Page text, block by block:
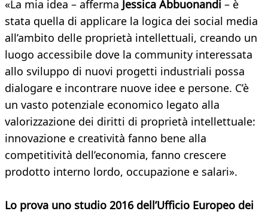
«La mia idea – afferma Jessica Abbuonandi – è
stata quella di applicare la logica dei social media
all’ambito delle proprietà intellettuali, creando un
luogo accessibile dove la community interessata
allo sviluppo di nuovi progetti industriali possa
dialogare e incontrare nuove idee e persone. C’è
un vasto potenziale economico legato alla
valorizzazione dei diritti di proprietà intellettuale:
innovazione e creatività fanno bene alla
competitività dell’economia, fanno crescere
prodotto interno lordo, occupazione e salari».
Lo prova uno studio 2016 dell’Ufficio Europeo dei